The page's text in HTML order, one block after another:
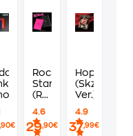
,90€
Rock-
Star
(Random
Ver.)
4.6
29,90€
Hop
(Skzhop
Ver.)
4.9
37,99€